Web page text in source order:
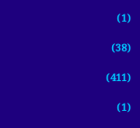
(1)
(38)
(411)
(1)